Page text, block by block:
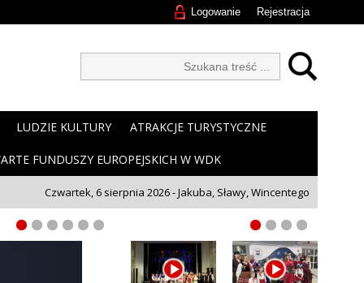
Rejestracja
Logowanie
LUDZIE KULTURY ATRAKCJE TURYSTYCZNE
FUNDUSZY EUROPEJSKICH W WDK
Czwartek, 6 sierpnia 2026 - Jakuba, Sławy, Wincentego